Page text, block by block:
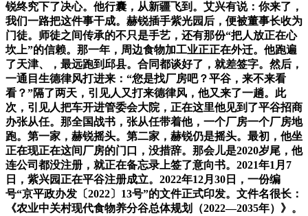
锐终究下了决心。他行囊，从新疆飞到。艾兴有说：你来了，
我们一路把这件事干成。赫锐插手紫光园后，便被董事长收为
门徒。师徒之间传承的不只是手艺，还有那份“把人放正在心
坎上”的信赖。那一年，周边食物加工业正正在外迁。他跑遍
了天津、，最远跑到邱县。合同都谈好了，就差签字。然后，
一通目生德律风打进来：“您是找厂房吧？平谷，来不来看
看？”隔了两天，引见人又打来德律风，他又来了一趟。此
次，引见人把车开进管委会大院，正在这里他见到了平谷招商
办张从任。那全国战书，张从任带着他，一个厂房一个厂房地
跑。第一家，赫锐摇头。第二家，赫锐仍是摇头。最初，他坐
正在现正在这间厂房的门口，没措辞。那会儿是2020岁尾，他
连公司都没注册，就正在备忘录上签了意向书。2021年1月7
日，紫兴园正在平谷注册成立。2022年12月30日，一份编
号“京平政办发〔2022〕13号”的文件正式印发。文件名很长：
《农业中关村现代食物养分谷总体规划（2022—2035年）》。